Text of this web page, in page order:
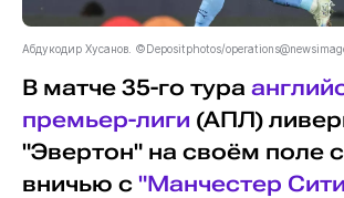
Абдукодир Хусанов. ©Depositphotos/
В матче 35-го тура
премьер-лиги (АПЛ)
"Эвертон" на своём поле
вничью с "Манчестер